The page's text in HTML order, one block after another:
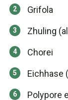
Grifola
Zhuling
Chorei
Eichhase
Polypore